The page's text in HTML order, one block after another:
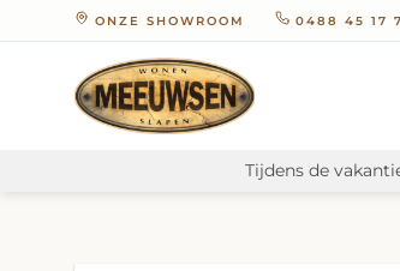
naar
ONZE SHOWROOM 0488 45 17
Tijdens de